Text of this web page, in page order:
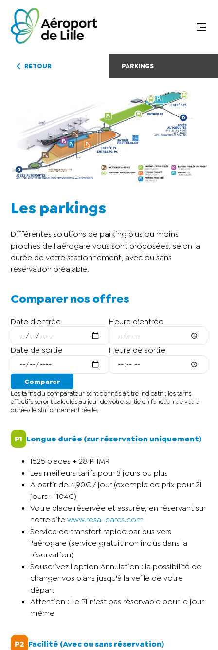
RETOUR PARKINGS
Les parkings
Différentes solutions de parking plus ou moins
proches de l'aérogare vous sont proposées, selon la
durée de votre stationnement, avec ou sans
réservation préalable.
Comparer nos offres
Date d'entrée Heure d'entrée
Date de sortie Heure de sortie
Comparer
Les tarifs du comparateur sont donnés à titre indicatif ; les tarifs
effectifs seront calculés au jour de votre sortie en fonction de votre
durée de stationnement réelle.
P1 Longue durée (sur réservation uniquement)
1525 places + 28 PHMR
Les meilleurs tarifs pour 3 jours ou plus
A partir de 4,90€ / jour (exemple de prix pour 21
jours = 104€)
Votre place réservée et assurée, en réservant sur
notre sitewww.resa-parcs.com
Service de transfert rapide par bus vers
l'aérogare (service gratuit non inclus dans la
réservation)
Souscrivez l’option Annulation : la possibilité de
changer vos plans jusqu'à la veille de votre
départ
Attention : Le P1 n'est pas réservable pour le jour
même
P2 Facilité (Avec ou sans réservation)